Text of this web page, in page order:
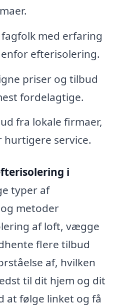
med erfaring
efterisolering.
priser og tilbud
fordelagtige.
fra lokale firmaer,
service.
i
typer af
metoder
af loft, vægge
flere tilbud
af, hvilken
til dit hjem og dit
at følge linket og få